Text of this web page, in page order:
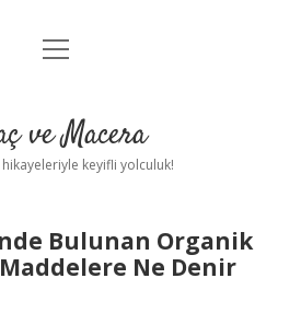
Anasayfa
Yasal Uyarı
menüyü
ve Macera
keyifli yolculuk!
Bulunan Organik
Ne Denir